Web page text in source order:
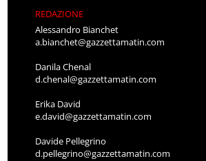
REDAZIONE
Alessandro Bianchet
a.bianchet@gazzettamatin.com
Danila Chenal
d.chenal@gazzettamatin.com
Erika David
e.david@gazzettamatin.com
Davide Pellegrino
d.pellegrino@gazzettamatin.com